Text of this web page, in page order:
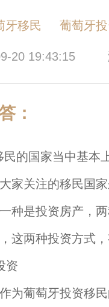
牙移民 葡萄牙
20 19:43:15
：
国家当中基本上
家关注的移民国家
种是投资房产，
这两种投资方式
萄牙投资移民